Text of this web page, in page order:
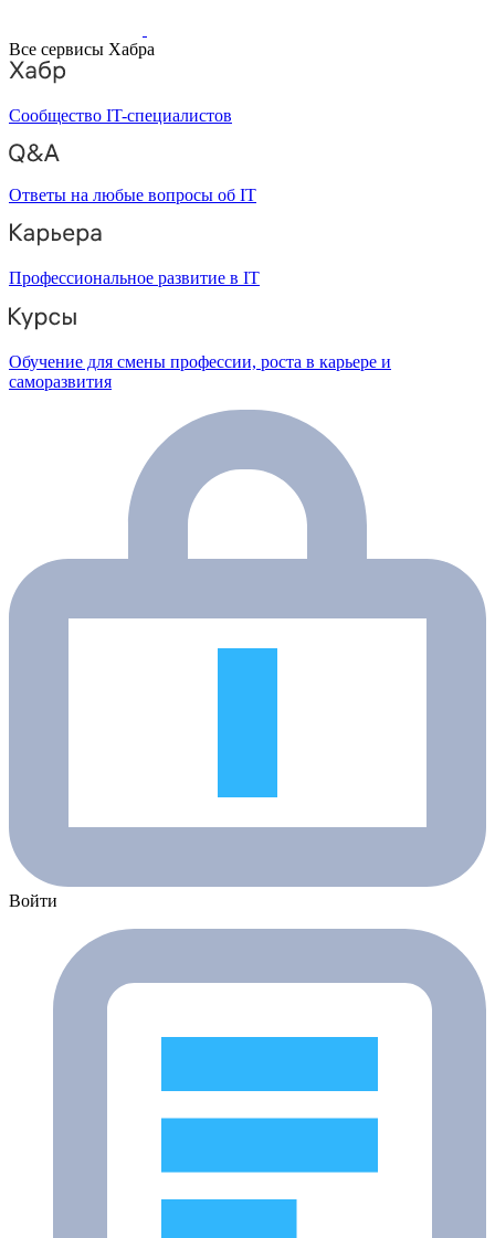
Все сервисы Хабра
Сообщество IT-специалистов
Ответы на любые вопросы об IT
Профессиональное развитие в IT
Обучение для смены профессии, роста в карьере и
саморазвития
Войти